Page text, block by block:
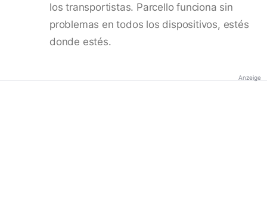
los transportistas. Parcello funciona sin
problemas en todos los dispositivos, estés
donde estés.
Anzeige